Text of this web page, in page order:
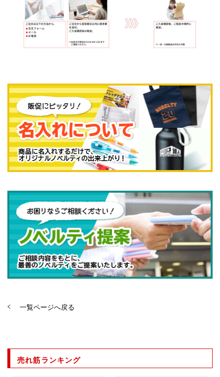
一覧ページへ戻る
売れ筋ランキング